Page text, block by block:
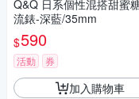
Q&Q 日系個性混搭甜蜜
流錶-深藍/35mm
$590
活動 券
加入購物車